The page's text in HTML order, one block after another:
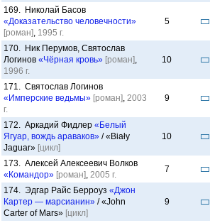
169. Николай Басов
«Доказательство человечности»
[роман], 1995 г.
5
170. Ник Перумов, Святослав
Логинов «Чёрная кровь» [роман],
1996 г.
10
171. Святослав Логинов
«Имперские ведьмы» [роман], 2003
г.
9
172. Аркадий Фидлер «Белый
Ягуар, вождь араваков» / «Biały
Jaguar» [цикл]
10
173. Алексей Алексеевич Волков
«Командор» [роман], 2005 г.
7
174. Эдгар Райс Берроуз «Джон
Картер — марсианин» / «John
Carter of Mars» [цикл]
9